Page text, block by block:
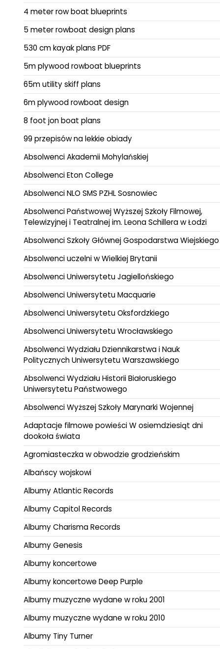
4 meter row boat blueprints
5 meter rowboat design plans
530 cm kayak plans PDF
5m plywood rowboat blueprints
65m utility skiff plans
6m plywood rowboat design
8 foot jon boat plans
99 przepisów na lekkie obiady
Absolwenci Akademii Mohylańskiej
Absolwenci Eton College
Absolwenci NLO SMS PZHL Sosnowiec
Absolwenci Państwowej Wyższej Szkoły Filmowej,
Telewizyjnej i Teatralnej im. Leona Schillera w Łodzi
Absolwenci Szkoły Głównej Gospodarstwa Wiejskiego
Absolwenci uczelni w Wielkiej Brytanii
Absolwenci Uniwersytetu Jagiellońskiego
Absolwenci Uniwersytetu Macquarie
Absolwenci Uniwersytetu Oksfordzkiego
Absolwenci Uniwersytetu Wrocławskiego
Absolwenci Wydziału Dziennikarstwa i Nauk
Politycznych Uniwersytetu Warszawskiego
Absolwenci Wydziału Historii Białoruskiego
Uniwersytetu Państwowego
Absolwenci Wyższej Szkoły Marynarki Wojennej
Adaptacje filmowe powieści W osiemdziesiąt dni
dookoła świata
Agromiasteczka w obwodzie grodzieńskim
Albańscy wojskowi
Albumy Atlantic Records
Albumy Capitol Records
Albumy Charisma Records
Albumy Genesis
Albumy koncertowe
Albumy koncertowe Deep Purple
Albumy muzyczne wydane w roku 2001
Albumy muzyczne wydane w roku 2010
Albumy Tiny Turner